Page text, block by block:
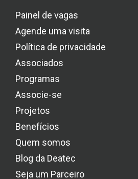
Painel de vagas
Agende uma visita
Política de privacidade
Associados
Programas
Associe-se
Projetos
Benefícios
Quem somos
Blog da Deatec
Seja um Parceiro